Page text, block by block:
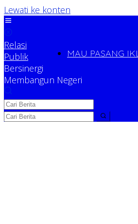
Lewati ke konten
MAU PASANG
Relasi
Publik
Bersinergi
Membangun Negeri